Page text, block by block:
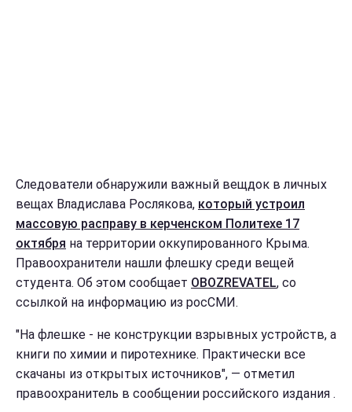
Следователи обнаружили важный вещдок в личных
вещах Владислава Рослякова, который устроил
массовую расправу в керченском Политехе 17
октября на территории оккупированного Крыма.
Правоохранители нашли флешку среди вещей
студента. Об этом сообщает OBOZREVATEL, со
ссылкой на информацию из росСМИ.
"На флешке - не конструкции взрывных устройств, а
книги по химии и пиротехнике. Практически все
скачаны из открытых источников", — отметил
правоохранитель в сообщении российского издания .